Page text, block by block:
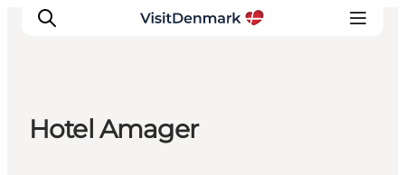
Hotel Amager